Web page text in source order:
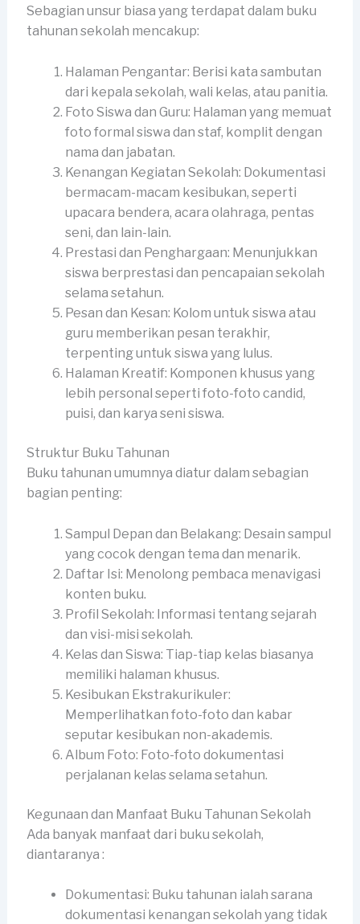
Sebagian unsur biasa yang terdapat dalam buku
tahunan sekolah mencakup:
Halaman Pengantar: Berisi kata sambutan
dari kepala sekolah, wali kelas, atau panitia.
Foto Siswa dan Guru: Halaman yang memuat
foto formal siswa dan staf, komplit dengan
nama dan jabatan.
Kenangan Kegiatan Sekolah: Dokumentasi
bermacam-macam kesibukan, seperti
upacara bendera, acara olahraga, pentas
seni, dan lain-lain.
Prestasi dan Penghargaan: Menunjukkan
siswa berprestasi dan pencapaian sekolah
selama setahun.
Pesan dan Kesan: Kolom untuk siswa atau
guru memberikan pesan terakhir,
terpenting untuk siswa yang lulus.
Halaman Kreatif: Komponen khusus yang
lebih personal seperti foto-foto candid,
puisi, dan karya seni siswa.
Struktur Buku Tahunan
Buku tahunan umumnya diatur dalam sebagian
bagian penting:
Sampul Depan dan Belakang: Desain sampul
yang cocok dengan tema dan menarik.
Daftar Isi: Menolong pembaca menavigasi
konten buku.
Profil Sekolah: Informasi tentang sejarah
dan visi-misi sekolah.
Kelas dan Siswa: Tiap-tiap kelas biasanya
memiliki halaman khusus.
Kesibukan Ekstrakurikuler:
Memperlihatkan foto-foto dan kabar
seputar kesibukan non-akademis.
Album Foto: Foto-foto dokumentasi
perjalanan kelas selama setahun.
Kegunaan dan Manfaat Buku Tahunan Sekolah
Ada banyak manfaat dari buku sekolah,
diantaranya :
Dokumentasi: Buku tahunan ialah sarana
dokumentasi kenangan sekolah yang tidak